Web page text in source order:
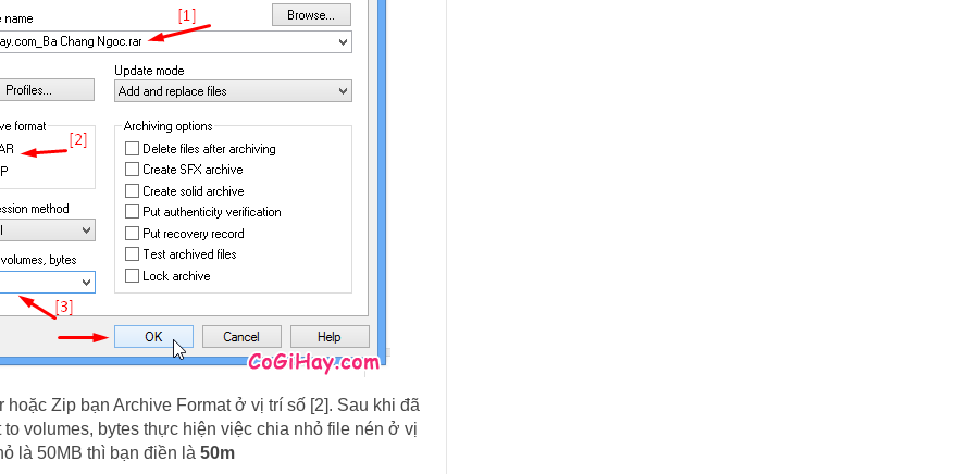
Zip bạn Archive Format ở vị trí số [2]. Sau khi đã
volumes, bytes thực hiện việc chia nhỏ file nén ở vị
là 50MB thì bạn điền là 50m